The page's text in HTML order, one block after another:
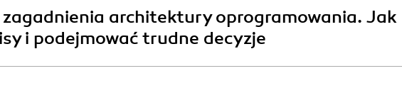
zagadnienia architektury oprogramowania. Jak
i podejmować trudne decyzje